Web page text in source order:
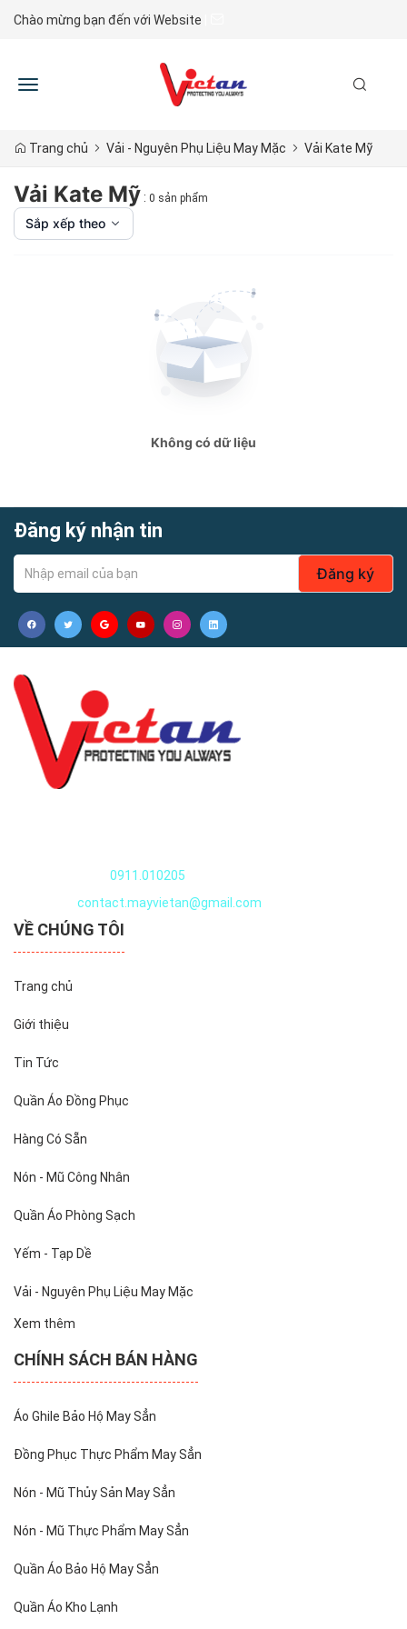
Chào mừng bạn đến với Website
Toggle
Trang chủ Vải - Nguyên Phụ Liệu May Mặc Vải Kate Mỹ
Vải Kate Mỹ : 0 sản phẩm
Sắp xếp theo
Không có dữ liệu
Đăng ký nhận tin
Đăng ký
0911.010205
contact.mayvietan@gmail.com
VỀ CHÚNG TÔI
Trang chủ
Giới thiệu
Tin Tức
Quần Áo Đồng Phục
Hàng Có Sẵn
Nón - Mũ Công Nhân
Quần Áo Phòng Sạch
Yếm - Tạp Dề
Vải - Nguyên Phụ Liệu May Mặc
Xem thêm
CHÍNH SÁCH BÁN HÀNG
Áo Ghile Bảo Hộ May Sẳn
Đồng Phục Thực Phẩm May Sẳn
Nón - Mũ Thủy Sản May Sẳn
Nón - Mũ Thực Phẩm May Sẳn
Quần Áo Bảo Hộ May Sẳn
Quần Áo Kho Lạnh